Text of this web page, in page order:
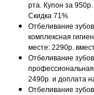
рта. Купон за
Скидка 71%
Отбеливание
комплексная
месте: 2290р.
Отбеливание
профессиональная
2490р. и доплата
Отбеливание